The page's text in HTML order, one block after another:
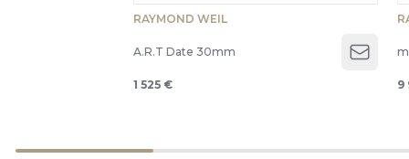
RAYMOND WEIL
A.R.T Date 30mm
Open
1 525 € 9